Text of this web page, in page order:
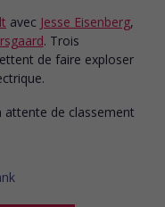
avec Jesse Eisenberg,
. Trois
de faire exploser